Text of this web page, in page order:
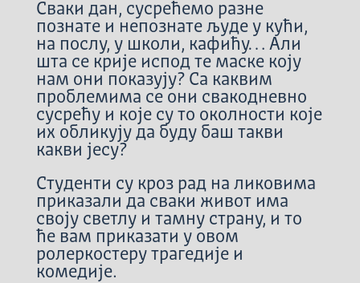
Сваки дан, сусрећемо разне
познате и непознате људе у кући,
на послу, у школи, кафићу… Али
шта се крије испод те маске коју
нам они показују? Са каквим
проблемима се они свакодневно
сусрећу и које су то околности које
их обликују да буду баш такви
какви јесу?
Студенти су кроз рад на ликовима
приказали да сваки живот има
своју светлу и тамну страну, и то
ће вам приказати у овом
ролеркостеру трагедије и
комедије.